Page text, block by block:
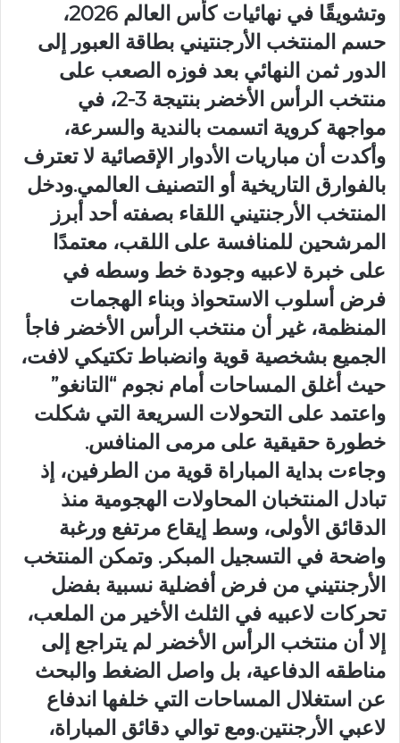
وتشويقًا في نهائيات كأس العالم 2026،
حسم المنتخب الأرجنتيني بطاقة العبور إلى
الدور ثمن النهائي بعد فوزه الصعب على
منتخب الرأس الأخضر بنتيجة 3-2، في
مواجهة كروية اتسمت بالندية والسرعة،
وأكدت أن مباريات الأدوار الإقصائية لا تعترف
بالفوارق التاريخية أو التصنيف العالمي.ودخل
المنتخب الأرجنتيني اللقاء بصفته أحد أبرز
المرشحين للمنافسة على اللقب، معتمدًا
على خبرة لاعبيه وجودة خط وسطه في
فرض أسلوب الاستحواذ وبناء الهجمات
المنظمة، غير أن منتخب الرأس الأخضر فاجأ
الجميع بشخصية قوية وانضباط تكتيكي لافت،
حيث أغلق المساحات أمام نجوم “التانغو”
واعتمد على التحولات السريعة التي شكلت
خطورة حقيقية على مرمى المنافس.
وجاءت بداية المباراة قوية من الطرفين، إذ
تبادل المنتخبان المحاولات الهجومية منذ
الدقائق الأولى، وسط إيقاع مرتفع ورغبة
واضحة في التسجيل المبكر. وتمكن المنتخب
الأرجنتيني من فرض أفضلية نسبية بفضل
تحركات لاعبيه في الثلث الأخير من الملعب،
إلا أن منتخب الرأس الأخضر لم يتراجع إلى
مناطقه الدفاعية، بل واصل الضغط والبحث
عن استغلال المساحات التي خلفها اندفاع
لاعبي الأرجنتين.ومع توالي دقائق المباراة،